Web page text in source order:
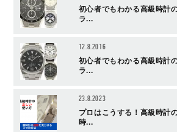
初心者でもわかる高級時
ラ...
12.8.2016
初心者でもわかる高級時
ラ...
23.8.2023
プロはこうする！高級時
時...